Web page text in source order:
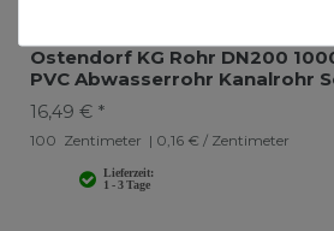
Ostendorf KG Rohr DN200
PVC Abwasserrohr Kanalrohr
16,49 € *
100 Zentimeter | 0,16 € / Zentimeter